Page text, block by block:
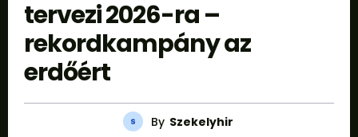
tervezi 2026-ra –
rekordkampány az
erdőért
By Szekelyhir